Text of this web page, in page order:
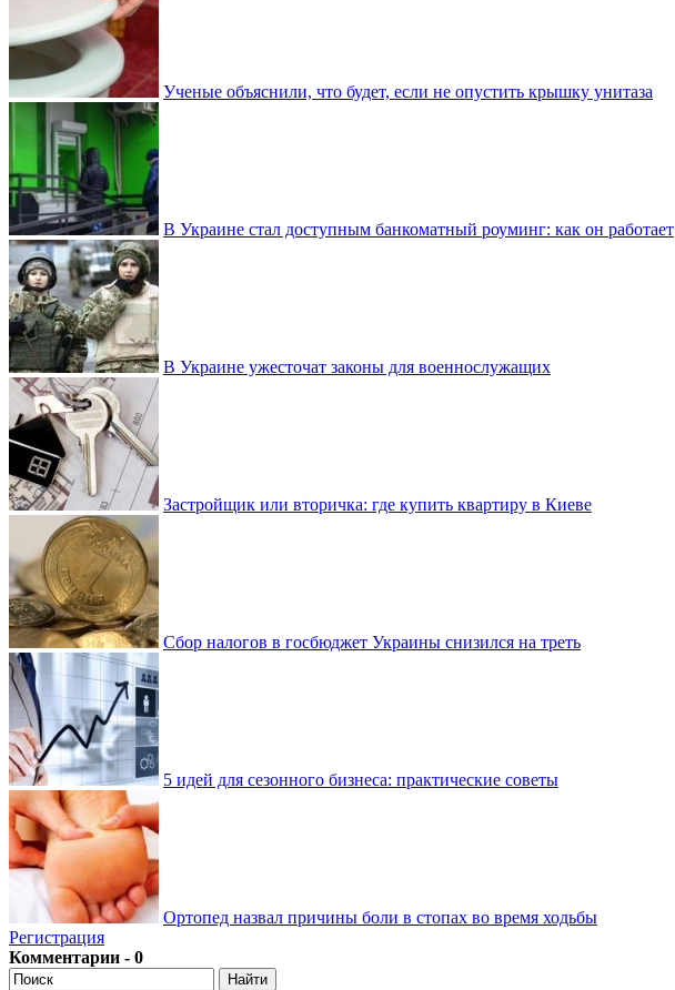
Ученые объяснили, что будет, если не опустить крышку унитаза
В Украине стал доступным банкоматный роуминг: как он работает
В Украине ужесточат законы для военнослужащих
Застройщик или вторичка: где купить квартиру в Киеве
Сбор налогов в госбюджет Украины снизился на треть
5 идей для сезонного бизнеса: практические советы
Ортопед назвал причины боли в стопах во время ходьбы
Регистрация
Комментарии - 0